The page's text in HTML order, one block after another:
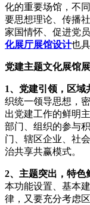
化的重要场馆，不
要思想理论、传播
家国情怀、促进党
化展厅展馆设计也
党建主题文化展馆
1、党建引领，区域
织统一领导思想，
出党建工作的鲜明
部门、组织的参与
门、辖区企业、社
治共享共赢模式。
2、主题突出，特色
本功能设置、基本
律，又要充分考虑